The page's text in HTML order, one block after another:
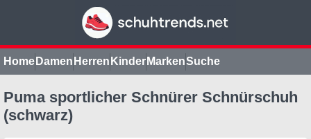
Home Damen Herren Kinder MarkenSuche
Puma sportlicher Schnürer Schnürschuh
(schwarz)